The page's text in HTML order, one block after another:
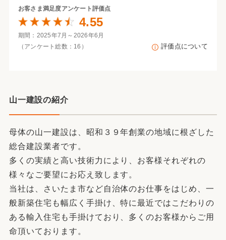
山一建設の紹介
母体の山一建設は、昭和３９年創業の地域に根ざした
総合建設業者です。
多くの実績と高い技術力により、お客様それぞれの
様々なご要望にお応え致します。
当社は、さいたま市など自治体のお仕事をはじめ、一
般新築住宅も幅広く手掛け、特に最近ではこだわりの
ある輸入住宅も手掛けており、多くのお客様からご用
命頂いております。
お客さま満足度アンケート評価点
4.55
期間：2025年7月～2026年6月
（アンケート総数：16）
評価点について